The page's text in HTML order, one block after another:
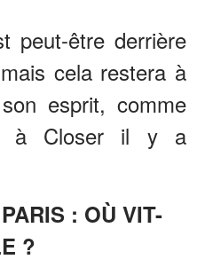
peut-être derrière
cela restera à
esprit, comme
à Closer il y a
: OÙ VIT-
?